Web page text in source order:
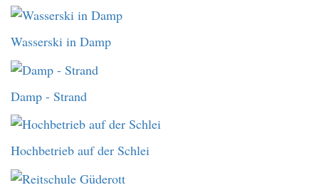
Wasserski in Damp
Damp - Strand
Hochbetrieb auf der Schlei